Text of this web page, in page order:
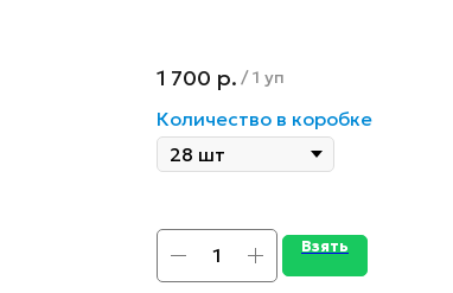
1 700 р. /1 уп
Количество в коробке
Взять